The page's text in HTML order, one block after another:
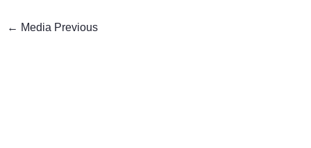
← Media Previous